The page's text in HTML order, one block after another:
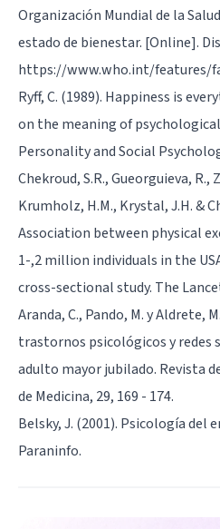
Organización Mundial de la
estado de bienestar. [Online].
https://www.who.int/features/
Ryff, C. (1989). Happiness is
on the meaning of
Personality and Social
Chekroud, S.R., Gueorguieva, R.,
Krumholz, H.M., Krystal, J.H. &
Association between physical
1-,2 million individuals in the
cross-sectional study. The
Aranda, C., Pando, M. y Aldrete,
trastornos psicológicos y redes
adulto mayor jubilado. Revista
de Medicina, 29, 169 - 174.
Belsky, J. (2001). Psicología del
Paraninfo.